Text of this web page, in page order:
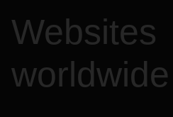
Websites
worldwide